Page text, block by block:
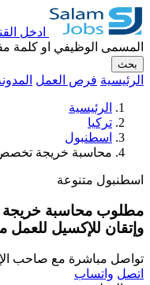
ادخل
المسمى الوظيفي او كلمة
بحث
الرئيسية فرص العمل
الرئيسية
تركيا
اسطنبول
محاسبة خريجة
اسطنبول متنوعة
مطلوب محاسبة
وإتقان للإكسيل للعمل
تواصل مباشرة مع صاحب
اتصل واتساب